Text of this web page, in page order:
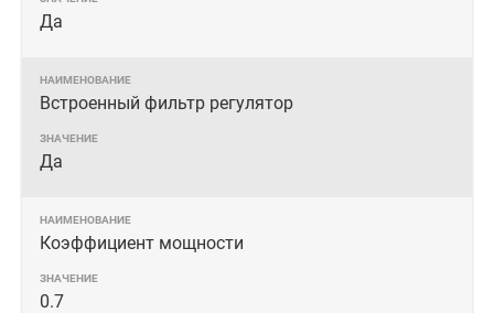
Да
Встроенный фильтр регулятор
Да
Коэффициент мощности
0.7